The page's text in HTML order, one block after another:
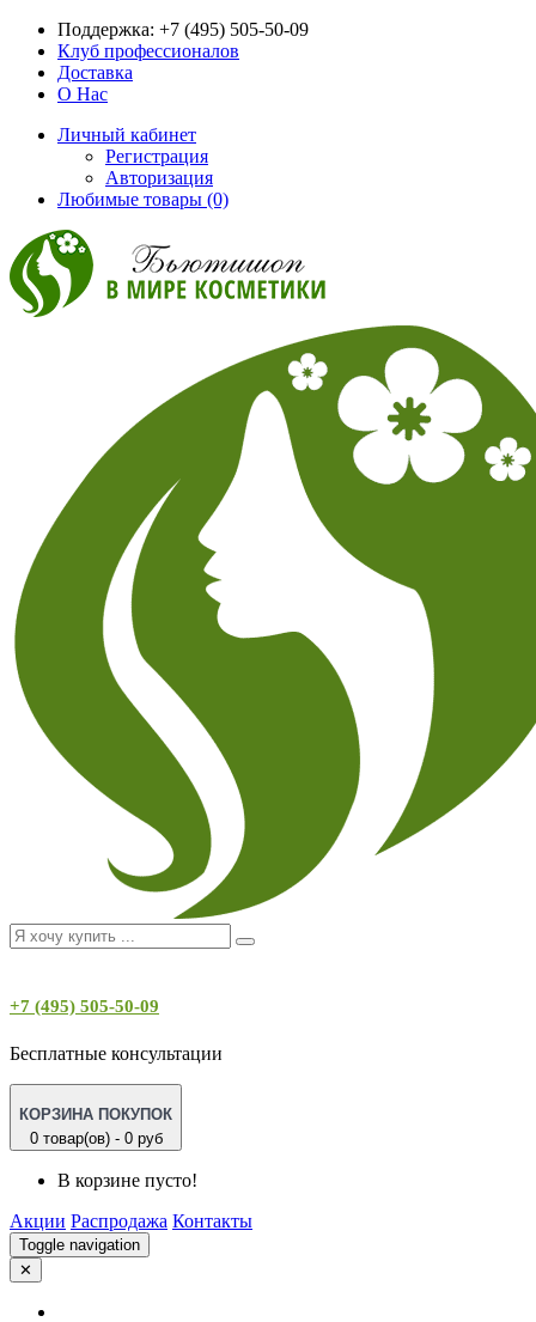
Поддержка: +7 (495) 505-50-09
Клуб профессионалов
Доставка
О Нас
Личный кабинет
Регистрация
Авторизация
Любимые товары (0)
+7 (495) 505-50-09
Бесплатные консультации
КОРЗИНА ПОКУПОК
0 товар(ов) - 0 руб
В корзине пусто!
Акции Распродажа Контакты
Toggle navigation
✕